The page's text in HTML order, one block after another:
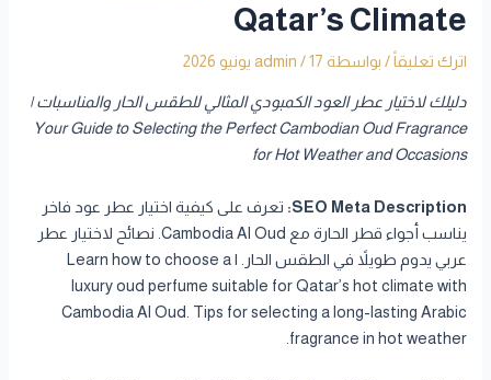
Qatar’s Climate
اترك تعليقاً / بواسطة admin /17 يونيو 2026
دليلك لاختيار عطر العود الكمبودي المثالي للطقس الحار والمناسبات |
Your Guide to Selecting the Perfect Cambodian Oud Fragrance
for Hot Weather and Occasions
SEO Meta Description: تعرف على كيفية اختيار عطر عود فاخر
يناسب أجواء قطر الحارة مع Cambodia Al Oud. نصائح لاختيار عطر
عربي يدوم طويلاً في الطقس الحار. | Learn how to choose a
luxury oud perfume suitable for Qatar’s hot climate with
Cambodia Al Oud. Tips for selecting a long-lasting Arabic
fragrance in hot weather.